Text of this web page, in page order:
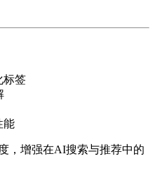
标签
能
，增强在AI搜索与推荐中的